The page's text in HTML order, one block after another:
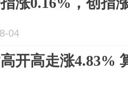
04
开高走涨4.83%